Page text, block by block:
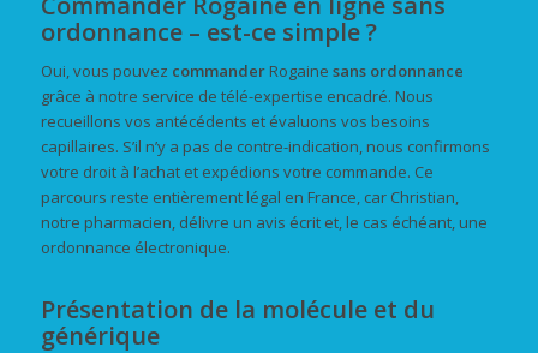
ordonnance – est-ce simple ?
Oui, vous pouvez commanderRogaine sans ordonnance
grâce à notre service de télé-expertise encadré. Nous
recueillons vos antécédents et évaluons vos besoins
capillaires. S’il n’y a pas de contre-indication, nous confirmons
votre droit à l’achat et expédions votre commande. Ce
parcours reste entièrement légal en France, car Christian,
notre pharmacien, délivre un avis écrit et, le cas échéant, une
ordonnance électronique.
Présentation de la molécule et du
générique